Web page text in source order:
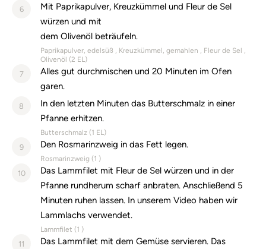
6
Mit Paprikapulver, Kreuzkümmel und Fleur de Sel
würzen und mit
dem Olivenöl beträufeln.
Paprikapulver, edelsüß Kreuzkümmel, gemahlen
Fleur de Sel
Olivenöl (2 EL)
7
Alles gut durchmischen und 20 Minuten im Ofen
garen.
8
In den letzten Minuten das Butterschmalz in einer
Pfanne erhitzen.
Butterschmalz (1 EL)
9 Den Rosmarinzweig in das Fett legen.
Rosmarinzweig (1 )
10
Das Lammfilet mit Fleur de Sel würzen und in der
Pfanne rundherum scharf anbraten. Anschließend 5
Minuten ruhen lassen. In unserem Video haben wir
Lammlachs verwendet.
Lammfilet (1 )
11
Das Lammfilet mit dem Gemüse servieren. Das